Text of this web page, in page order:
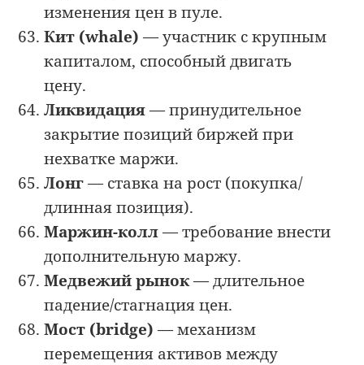
изменения цен в пуле.
Кит (whale) — участник с крупным
капиталом, способный двигать
цену.
Ликвидация— принудительное
закрытие позиций биржей при
нехватке маржи.
Лонг— ставка на рост (покупка/
длинная позиция).
Маржин-колл— требование внести
дополнительную маржу.
Медвежий рынок— длительное
падение/стагнация цен.
Мост (bridge) — механизм
перемещения активов между